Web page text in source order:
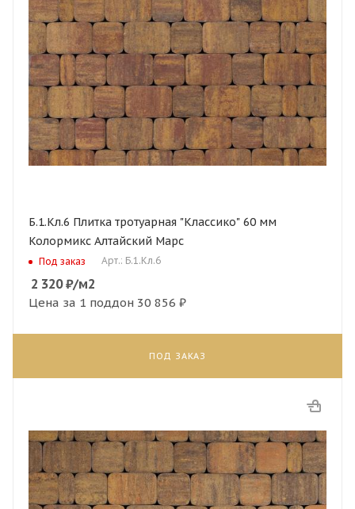
Б.1.Кл.6 Плитка тротуарная "Классико" 60 мм
Колормикс Алтайский Марс
Под заказ Арт.: Б.1.Кл.6
2 320₽/м2
Цена за 1 поддон 30 856 ₽
ПОД ЗАКАЗ